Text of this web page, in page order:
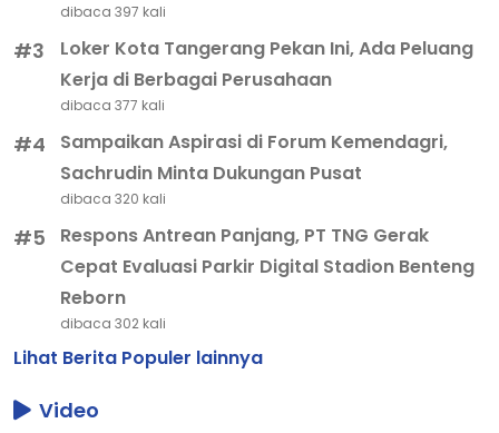
dibaca 397 kali
#3
Loker Kota Tangerang Pekan Ini, Ada Peluang
Kerja di Berbagai Perusahaan
dibaca 377 kali
#4
Sampaikan Aspirasi di Forum Kemendagri,
Sachrudin Minta Dukungan Pusat
dibaca 320 kali
#5
Respons Antrean Panjang, PT TNG Gerak
Cepat Evaluasi Parkir Digital Stadion Benteng
Reborn
dibaca 302 kali
Lihat Berita Populer lainnya
Video